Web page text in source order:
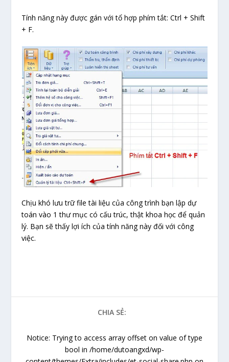
Tính năng này được gán với tổ hợp phím tắt: Ctrl + Shift
+ F.
Chịu khó lưu trữ file tài liệu của công trình bạn lập dự
toán vào 1 thư mục có cấu trúc, thật khoa học để quản
lý. Bạn sẽ thấy lợi ích của tính năng này đối với công
việc.
CHIA SẺ:
Notice: Trying to access array offset on value of type
bool in /home/dutoangxd/wp-